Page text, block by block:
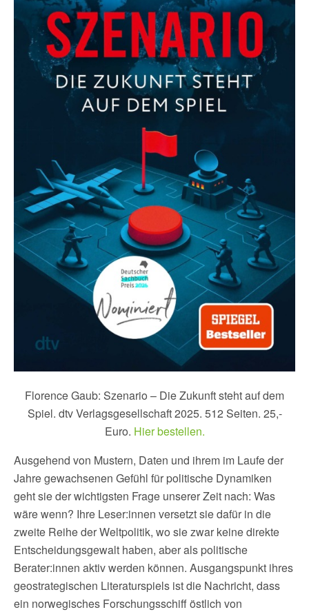
Florence Gaub: Szenario – Die Zukunft steht auf dem
Spiel. dtv Verlagsgesellschaft 2025. 512 Seiten. 25,-
Euro. Hier bestellen.
Ausgehend von Mustern, Daten und ihrem im Laufe der
Jahre gewachsenen Gefühl für politische Dynamiken
geht sie der wichtigsten Frage unserer Zeit nach: Was
wäre wenn? Ihre Leser:innen versetzt sie dafür in die
zweite Reihe der Weltpolitik, wo sie zwar keine direkte
Entscheidungsgewalt haben, aber als politische
Berater:innen aktiv werden können. Ausgangspunkt ihres
geostrategischen Literaturspiels ist die Nachricht, dass
ein norwegisches Forschungsschiff östlich von